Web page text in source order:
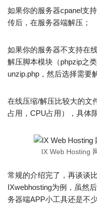
如果你的服务器cpanel支
传后，在服务器端解压；
如果你的服务器不支持在
解压脚本模块（phpzip之
unzip.php，然后选择需要
在线压缩/解压比较大的文
占用，CPU占用），具体
IX Web Hosting
常规的介绍完了，再谈谈
IXwebhosting为例，虽然
务器端APP小工具还是不